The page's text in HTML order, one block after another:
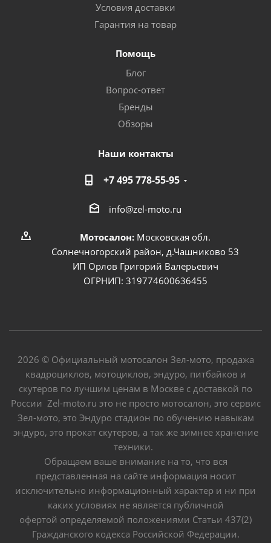
Условия доставки
Гарантия на товар
Помощь
Блог
Вопрос-ответ
Бренды
Обзоры
Наши контакты
+7 495 778-55-95
info@zel-moto.ru
Мотосалон: Московская обл.
Солнечногорский район, д.Чашниково 53
ИП Орлов Григорий Валерьевич
ОГРНИП: 319774600636455
2026 © Официальный мотосалон Зел-мото, продажа
квадроциклов, мотоциклов, эндуро, питбайков и
скутеров по лучшим ценам в Москве с доставкой по
России Zel-moto.ru это не просто мотосалон, это сервис
Зел-мото, это Эндуро стадион по обучению навыкам
эндуро, это прокат скутеров, а так же зимнее хранение
техники.
Обращаем ваше внимание на то, что вся
представленная на сайте информация носит
исключительно информационный характер и ни при
каких условиях не является публичной
офертой определяемой положениями Статьи 437(2)
Гражданского кодекса Российской Федерации.